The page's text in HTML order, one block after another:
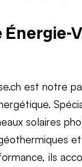
Énergie-
est notre
solaires
ils